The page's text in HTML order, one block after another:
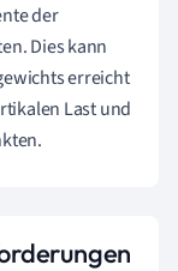
der
Dies kann
erreicht
Last und